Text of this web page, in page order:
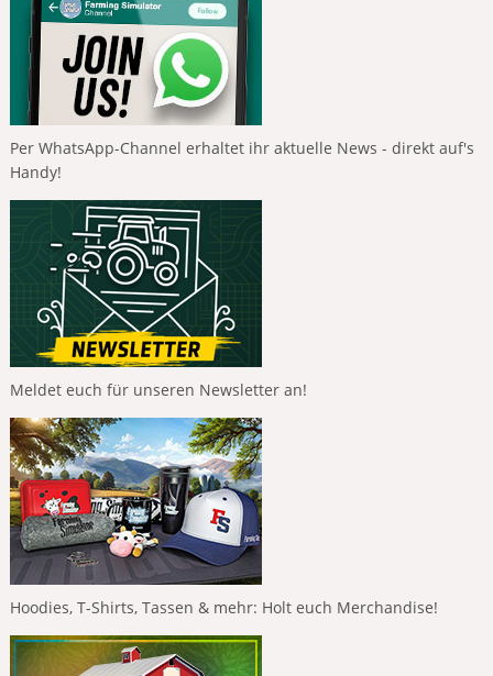
Per WhatsApp-Channel erhaltet ihr aktuelle News - direkt auf's
Handy!
Meldet euch für unseren Newsletter an!
Hoodies, T-Shirts, Tassen & mehr: Holt euch Merchandise!